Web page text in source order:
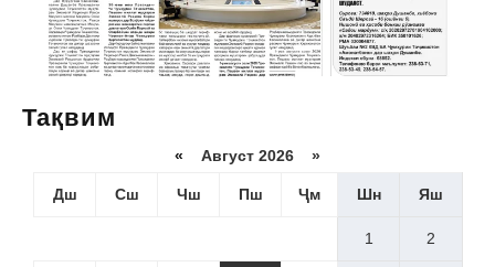
Тақвим
« Август 2026 »
Дш Сш Чш Пш Ҷм Шн Яш
1 2